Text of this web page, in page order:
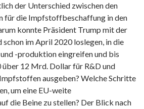
der Unterschied zwischen den
für die Impfstoffbeschaffung in den
konnte Präsident Trump mit der
im April 2020 loslegen, in die
-produktion eingreifen und bis
12 Mrd. Dollar für R&D und
ausgeben? Welche Schritte
um eine EU-weite
die Beine zu stellen? Der Blick nach